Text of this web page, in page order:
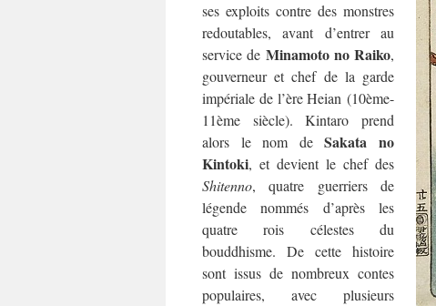
ses exploits contre des monstres
redoutables, avant d’entrer au
service de Minamoto no Raiko,
gouverneur et chef de la garde
impériale de l’ère Heian (10ème-
11ème siècle). Kintaro prend
alors le nom deSakata no
Kintoki, et devient le chef des
Shitenno, quatre guerriers de
légende nommés d’après les
quatre rois célestes du
bouddhisme. De cette histoire
sont issus de nombreux contes
populaires, avec plusieurs